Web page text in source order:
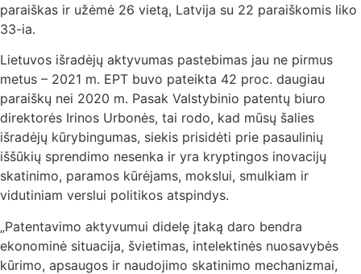
paraiškas ir užėmė 26 vietą, Latvija su 22 paraiškomis liko
33-ia.
Lietuvos išradėjų aktyvumas pastebimas jau ne pirmus
metus – 2021 m. EPT buvo pateikta 42 proc. daugiau
paraiškų nei 2020 m. Pasak Valstybinio patentų biuro
direktorės Irinos Urbonės, tai rodo, kad mūsų šalies
išradėjų kūrybingumas, siekis prisidėti prie pasaulinių
iššūkių sprendimo nesenka ir yra kryptingos inovacijų
skatinimo, paramos kūrėjams, mokslui, smulkiam ir
vidutiniam verslui politikos atspindys.
„Patentavimo aktyvumui didelę įtaką daro bendra
ekonominė situacija, švietimas, intelektinės nuosavybės
kūrimo, apsaugos ir naudojimo skatinimo mechanizmai,